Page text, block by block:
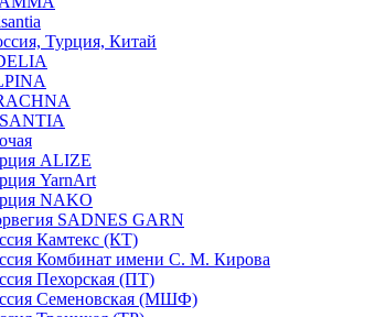
Турция, Китай
ALIZE
YarnArt
NAKO
SADNES GARN
Камтекс (КТ)
Комбинат имени С. М. Кирова
Пехорская (ПТ)
Семеновская (МШФ)